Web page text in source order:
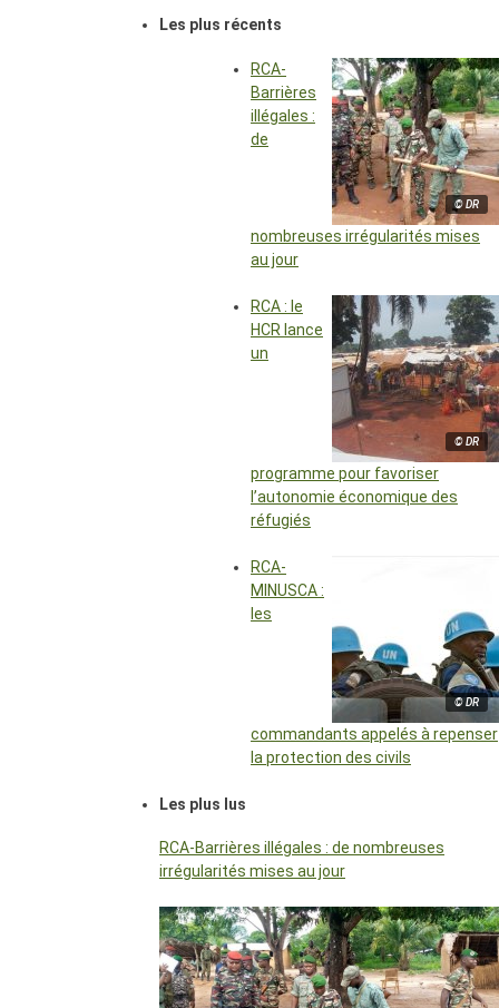
Les plus récents
© DR
RCA-
Barrières
illégales :
de
nombreuses irrégularités mises
au jour
© DR
RCA : le
HCR lance
un
programme pour favoriser
l’autonomie économique des
réfugiés
© DR
RCA-
MINUSCA :
les
commandants appelés à repenser
la protection des civils
Les plus lus
RCA-Barrières illégales : de nombreuses
irrégularités mises au jour